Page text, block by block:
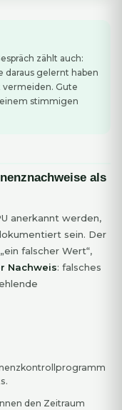
zählt auch:
daraus gelernt haben
vermeiden. Gute
stimmigen
als
anerkannt werden,
sein. Der
falscher Wert“,
Nachweis: falsches
den Zeitraum